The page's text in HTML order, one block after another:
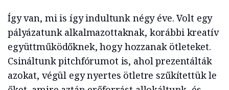
Így van, mi is így indultunk négy éve. Volt egy
pályázatunk alkalmazottaknak, korábbi kreatív
együttműködőknek, hogy hozzanak ötleteket.
Csináltunk pitchfórumot is, ahol prezentálták
azokat, végül egy nyertes ötletre szűkítettük le